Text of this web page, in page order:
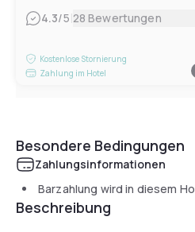
4.3/5|28 Bewertungen
Kostenlose Stornierung
Zahlung im Hotel
Besondere Bedingungen
Zahlungsinformationen
Barzahlung wird in diesem
Beschreibung